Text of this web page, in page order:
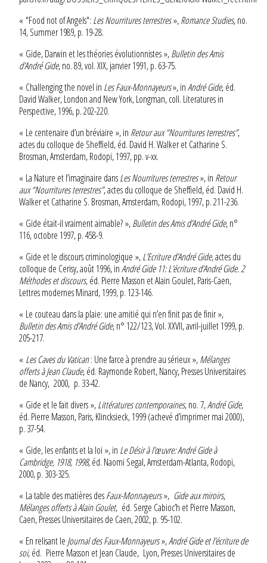
« "Food not of Angels": Les Nourritures terrestres»,Romance Studies, no.
14, Summer 1989, p. 19-28.
« Gide, Darwin et les théories évolutionnistes »,Bulletin des Amis
d’André Gide, no. 89, vol. XIX, janvier 1991, p. 63-75.
« Challenging the novel in Les Faux-Monnayeurs», inAndré Gide, éd.
David Walker, London and New York, Longman, coll. Literatures in
Perspective, 1996, p. 202-220.
« Le centenaire d’un bréviaire », in Retour aux “Nourritures terrestres”,
actes du colloque de Sheffield, éd. David H. Walker et Catharine S.
Brosman, Amsterdam, Rodopi, 1997, pp. v-xx.
« La Nature et l’imaginaire dansLes Nourritures terrestres», in Retour
aux “Nourritures terrestres”, actes du colloque de Sheffield, éd. David H.
Walker et Catharine S. Brosman, Amsterdam, Rodopi, 1997, p. 211-236.
« Gide était-il vraiment aimable? »,Bulletin des Amis d’André Gide, n°
116, octobre 1997, p. 458-9.
« Gide et le discours criminologique »,L’Ecriture d’André Gide, actes du
colloque de Cerisy, août 1996, inAndré Gide 11: L’écriture d’André Gide. 2
Méthodes et discours, éd. Pierre Masson et Alain Goulet, Paris-Caen,
Lettres modernes Minard, 1999, p. 123-146.
« Le couteau dans la plaie: une amitié qui n’en finit pas de finir »,
Bulletin des Amis d’André Gide, n° 122/123, Vol. XXVII, avril-juillet 1999, p.
205-217.
« Les Caves du Vatican: Une farce à prendre au sérieux »,Mélanges
offerts à Jean Claude, éd. Raymonde Robert, Nancy, Presses Universitaires
de Nancy, 2000, p. 33-42.
« Gide et le fait divers »,Littératures contemporaines, no. 7,André Gide,
éd. Pierre Masson, Paris, Klincksieck, 1999 (achevé d’imprimer mai 2000),
p. 37-54.
« Gide, les enfants et la loi », in Le Désir à l’œuvre: André Gide à
Cambridge, 1918, 1998, éd. Naomi Segal, Amsterdam-Atlanta, Rodopi,
2000, p. 303-325.
« La table des matières desFaux-Monnayeurs», Gide aux miroirs,
Mélanges offerts à Alain Goulet, éd. Serge Cabioc’h et Pierre Masson,
Caen, Presses Universitaires de Caen, 2002, p. 95-102.
« En relisant le Journal des Faux-Monnayeurs»,André Gide et l’écriture de
soi, éd. Pierre Masson et Jean Claude, Lyon, Presses Universitaires de